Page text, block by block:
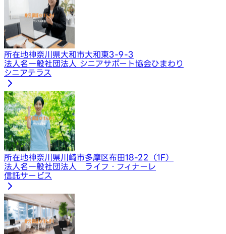
所在地神奈川県大和市大和東3-9-3
法人名一般社団法人 シニアサポート協会ひまわり
シニアテラス
所在地神奈川県川崎市多摩区布田18-22（1F）
法人名一般社団法人 ライフ・フィナーレ
信託サービス